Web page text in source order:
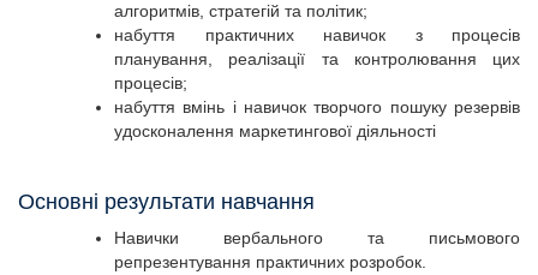
алгоритмів, стратегій та політик;
набуття практичних навичок з процесів
планування, реалізації та контролювання цих
процесів;
набуття вмінь і навичок творчого пошуку резервів
удосконалення маркетингової діяльності
Основні результати навчання
Навички вербального та письмового
репрезентування практичних розробок.